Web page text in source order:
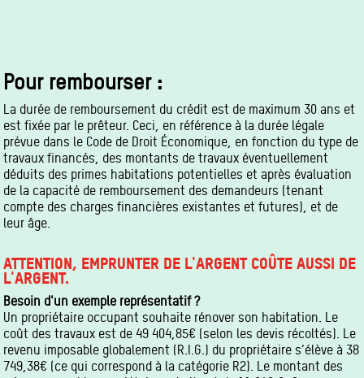
Pour rembourser :
La durée de remboursement du crédit est de maximum 30 ans et
est fixée par le prêteur. Ceci, en référence à la durée légale
prévue dans le Code de Droit Économique, en fonction du type de
travaux financés, des montants de travaux éventuellement
déduits des primes habitations potentielles et après évaluation
de la capacité de remboursement des demandeurs (tenant
compte des charges financières existantes et futures), et de
leur âge.
ATTENTION, EMPRUNTER DE L'ARGENT COÛTE AUSSI DE
L'ARGENT.
Besoin d'un exemple représentatif ?
Un propriétaire occupant souhaite rénover son habitation. Le
coût des travaux est de 49 404,85€ (selon les devis récoltés). Le
revenu imposable globalement (R.I.G.) du propriétaire s’élève à 38
749,38€ (ce qui correspond à la catégorie R2). Le montant des